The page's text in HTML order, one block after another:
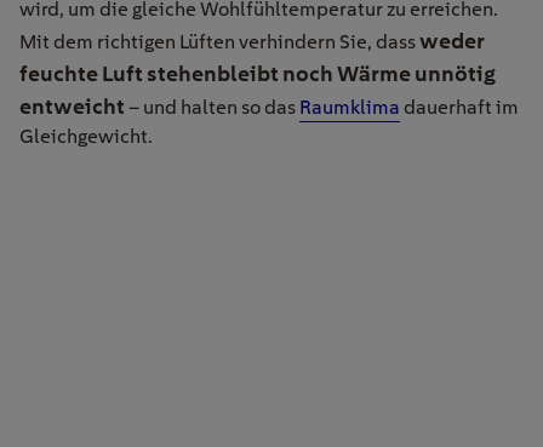
wird, um die gleiche Wohlfühltemperatur zu erreichen.
Mit dem richtigen Lüften verhindern Sie, dassweder
feuchte Luft stehenbleibt noch Wärme unnötig
entweicht – und halten so das Raumklima dauerhaft im
Gleichgewicht.